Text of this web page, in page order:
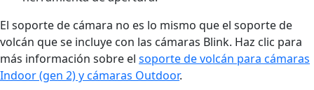
El soporte de cámara no es lo mismo que el soporte de
volcán que se incluye con las cámaras Blink. Haz clic para
más información sobre el soporte de volcán para cámaras
Indoor (gen 2) y cámaras Outdoor.